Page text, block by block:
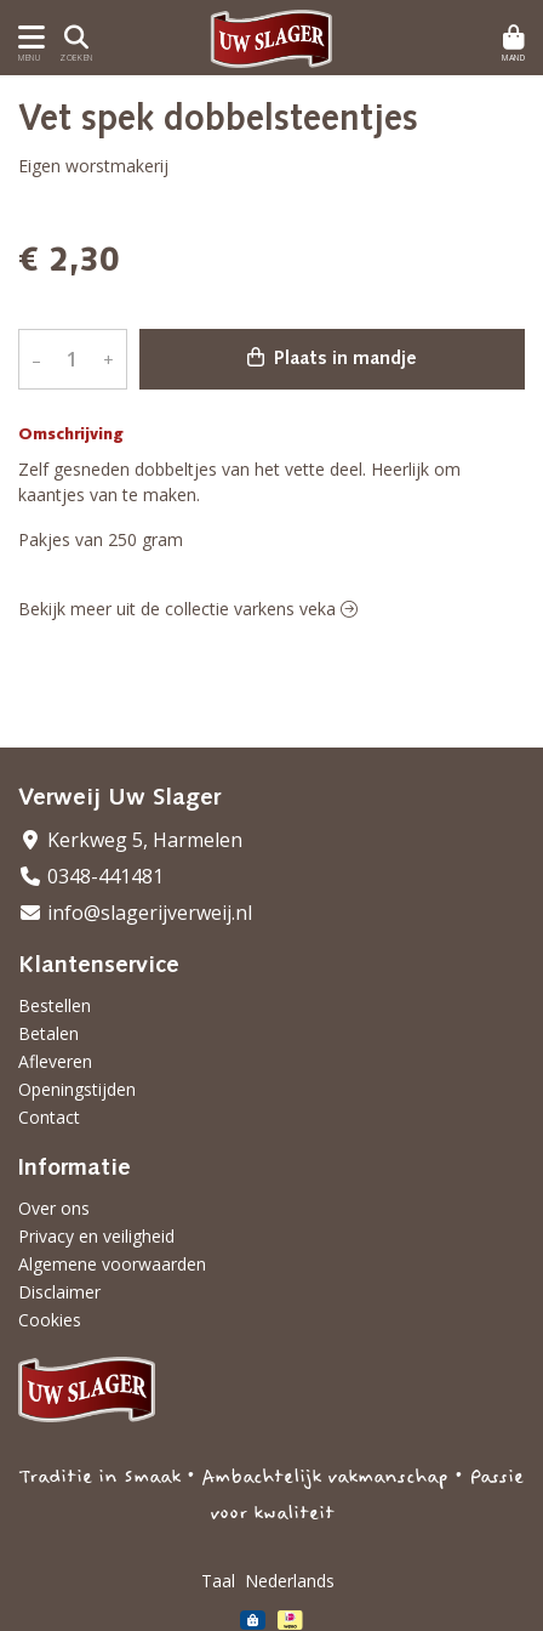
MENU ZOEKEN MAND
Omschrijving
Zelf gesneden dobbeltjes van het vette deel. Heerlijk om
kaantjes van te maken.
Pakjes van 250 gram
Vet spek dobbelsteentjes
Eigen worstmakerij
€ 2,30
– + Plaats in mandje
Bekijk meer uit de collectie varkens veka
Verweij Uw Slager
Kerkweg 5, Harmelen
0348-441481
info@slagerijverweij.nl
Klantenservice
Bestellen
Betalen
Afleveren
Openingstijden
Contact
Informatie
Over ons
Privacy en veiligheid
Algemene voorwaarden
Disclaimer
Cookies
Traditie in Smaak • Ambachtelijk vakmanschap • Passie
voor kwaliteit
Taal